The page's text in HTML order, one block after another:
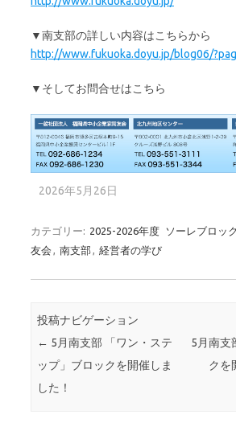
▼南支部の詳しい内容はこちらから
http://www.fukuoka.doyu.jp/blog06/
▼そしてお問合せはこちら
2026年5月26日
カテゴリー: 2025-2026年度 ソーレブロック
友会 , 南支部, 経営者の学び
投稿ナビゲーション
← 5月南支部 「ワン・ステ
ップ」ブロックを開催しま
した！
5月南支
クを